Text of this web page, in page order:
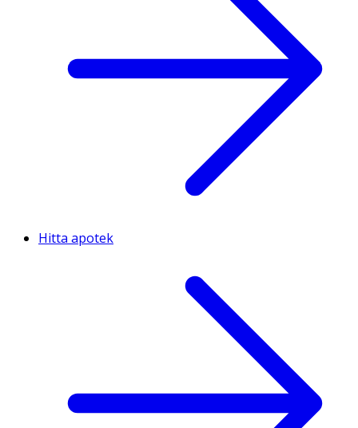
Hitta apotek